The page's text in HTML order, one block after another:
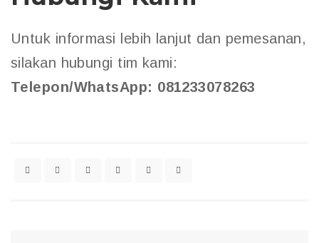
Untuk informasi lebih lanjut dan pemesanan,
silakan hubungi tim kami:
Telepon/WhatsApp: 081233078263